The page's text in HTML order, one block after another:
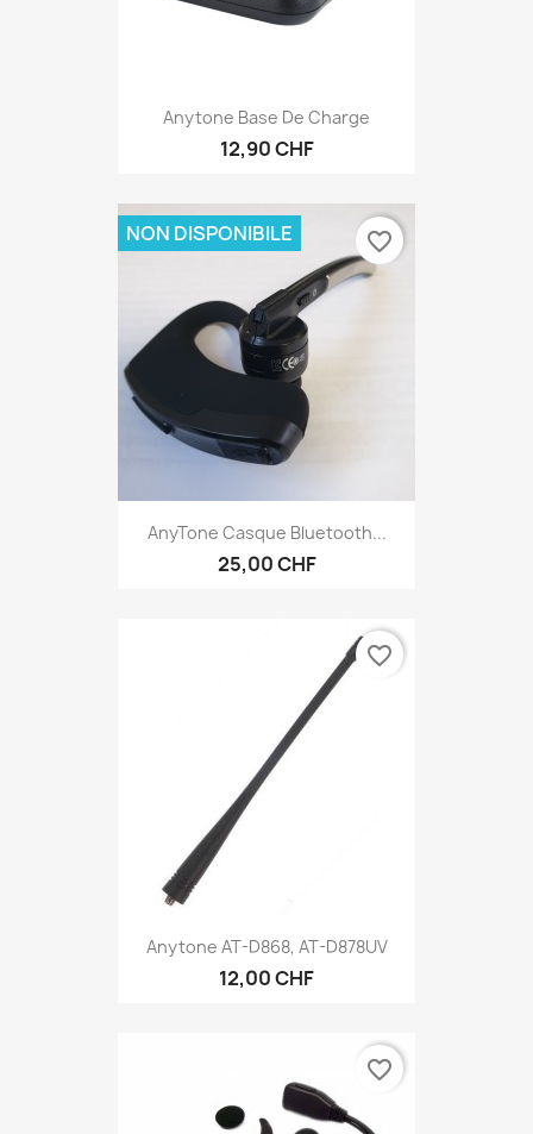
Anytone Base De Charge
12,90 CHF
AnyTone Casque Bluetooth...
25,00 CHF
NON DISPONIBILE favorite_border
Anytone AT-D868, AT-D878UV
12,00 CHF
favorite_border
favorite_border